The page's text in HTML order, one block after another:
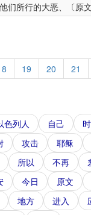
所行的大恶、〔原
19 20 21
色列人 自己
攻击 耶稣
所以 不再
今日 原文
地方 进入